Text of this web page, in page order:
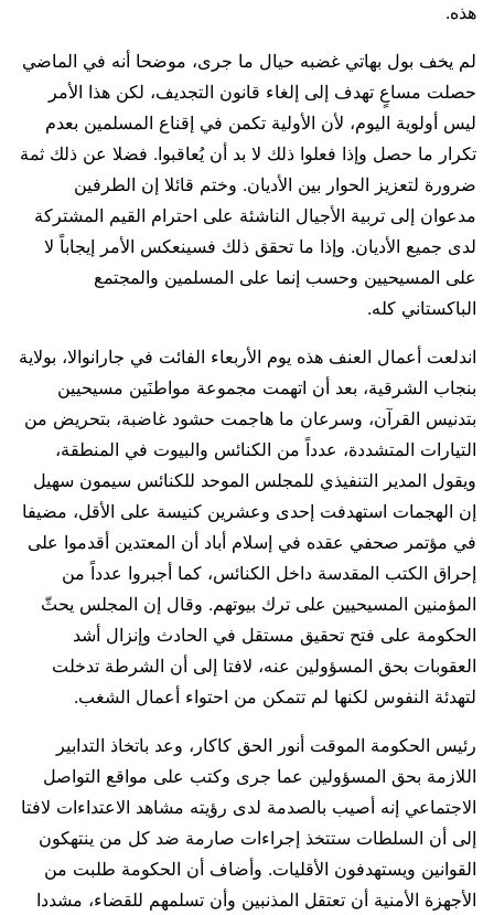
هذه.
لم يخف بول بهاتي غضبه حيال ما جرى، موضحا أنه في الماضي
حصلت مساعٍ تهدف إلى إلغاء قانون التجديف، لكن هذا الأمر
ليس أولوية اليوم، لأن الأولية تكمن في إقناع المسلمين بعدم
تكرار ما حصل وإذا فعلوا ذلك لا بد أن يُعاقبوا. فضلا عن ذلك ثمة
ضرورة لتعزيز الحوار بين الأديان. وختم قائلا إن الطرفين
مدعوان إلى تربية الأجيال الناشئة على احترام القيم المشتركة
لدى جميع الأديان. وإذا ما تحقق ذلك فسينعكس الأمر إيجاباً لا
على المسيحيين وحسب إنما على المسلمين والمجتمع
الباكستاني كله.
اندلعت أعمال العنف هذه يوم الأربعاء الفائت في جارانوالا، بولاية
بنجاب الشرقية، بعد أن اتهمت مجموعة مواطنَين مسيحيين
بتدنيس القرآن، وسرعان ما هاجمت حشود غاضبة، بتحريض من
التيارات المتشددة، عدداً من الكنائس والبيوت في المنطقة،
ويقول المدير التنفيذي للمجلس الموحد للكنائس سيمون سهيل
إن الهجمات استهدفت إحدى وعشرين كنيسة على الأقل، مضيفا
في مؤتمر صحفي عقده في إسلام أباد أن المعتدين أقدموا على
إحراق الكتب المقدسة داخل الكنائس، كما أجبروا عدداً من
المؤمنين المسيحيين على ترك بيوتهم. وقال إن المجلس يحثّ
الحكومة على فتح تحقيق مستقل في الحادث وإنزال أشد
العقوبات بحق المسؤولين عنه، لافتا إلى أن الشرطة تدخلت
لتهدئة النفوس لكنها لم تتمكن من احتواء أعمال الشغب.
رئيس الحكومة الموقت أنور الحق كاكار، وعد باتخاذ التدابير
اللازمة بحق المسؤولين عما جرى وكتب على مواقع التواصل
الاجتماعي إنه أصيب بالصدمة لدى رؤيته مشاهد الاعتداءات لافتا
إلى أن السلطات ستتخذ إجراءات صارمة ضد كل من ينتهكون
القوانين ويستهدفون الأقليات. وأضاف أن الحكومة طلبت من
الأجهزة الأمنية أن تعتقل المذنبين وأن تسلمهم للقضاء، مشددا